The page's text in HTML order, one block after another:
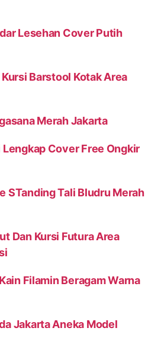
Lesehan Cover Putih
Barstool Kotak Area
Merah Jakarta
Lengkap Cover Free Ongkir
STanding Tali Bludru Merah
Dan Kursi Futura Area
Filamin Beragam Warna
Jakarta Aneka Model